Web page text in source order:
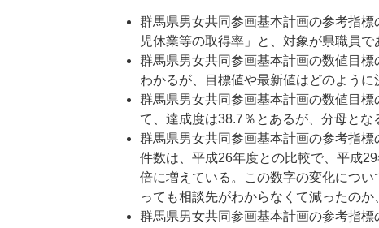
群馬県男女共同参画基本計画の参考指
児休業等の取得率」と、対象が県職員
群馬県男女共同参画基本計画の数値目
わかるが、目標値や最新値はどのように
群馬県男女共同参画基本計画の数値目
て、達成度は38.7％とあるが、分母とな
群馬県男女共同参画基本計画の参考指
件数は、平成26年度との比較で、平成
倍に増えている。この数字の変化につ
っても相談先がわからなくて減ったの
群馬県男女共同参画基本計画の参考指